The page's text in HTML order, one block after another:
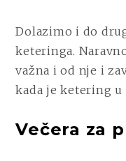
Dolazimo i do
keteringa.
važna i od nje i
kada je ketering u
Večera za